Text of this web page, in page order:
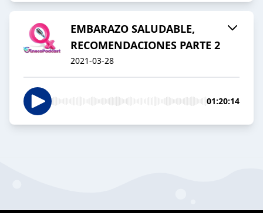
EMBARAZO SALUDABLE,
RECOMENDACIONES PARTE 2
2021-03-28
01:20:14